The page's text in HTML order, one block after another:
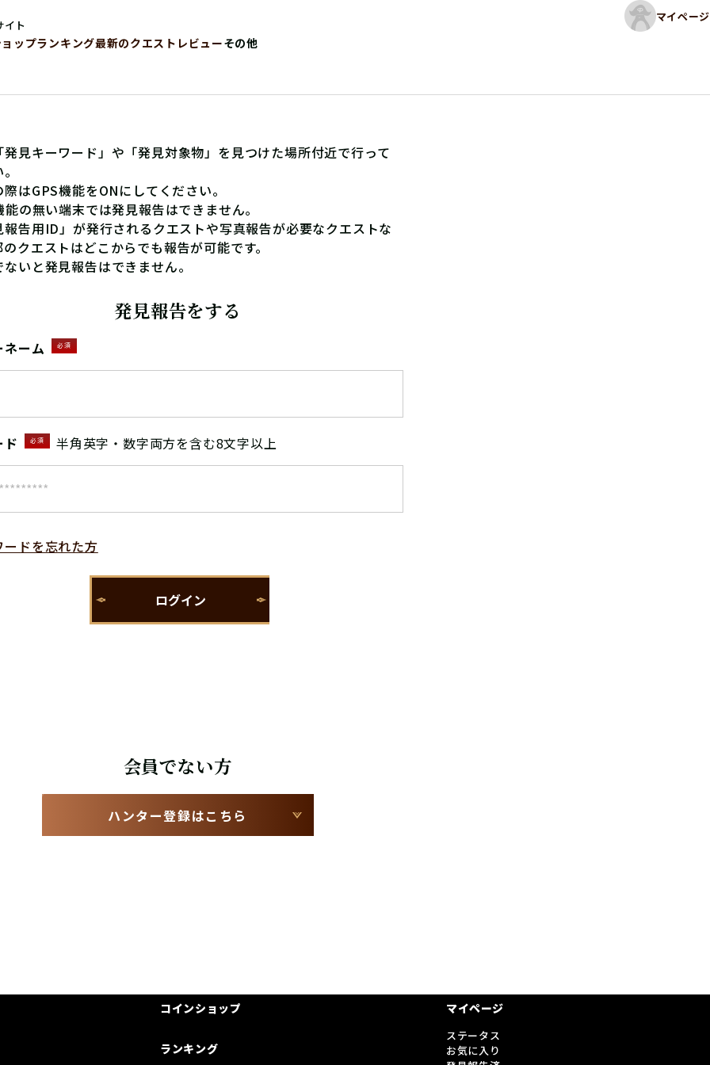
イト
マイページ
ップランキング最新のクエストレビューその他
発見キーワード」や「発見対象物」を見つけた場所付近で行って
はGPS機能をONにしてください。
の無い端末では発見報告はできません。
告用ID」が発行されるクエストや写真報告が必要なクエストな
のクエストはどこからでも報告が可能です。
いと発見報告はできません。
発見報告をする
ネーム 必須
ド 必須 半角英字・数字両方を含む8文字以上
ードを忘れた方
会員でない方
ハンター登録はこちら
コインショップ
ランキング
マイページ
ステータス
お気に入り